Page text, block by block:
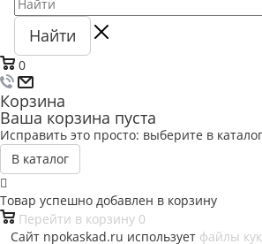
Найти
0
Корзина
Ваша корзина пуста
Исправить это просто: выберите в
В каталог
Товар успешно добавлен в корзину
Перейти в корзину 0
Сайт npokaskad.ru использует файлы